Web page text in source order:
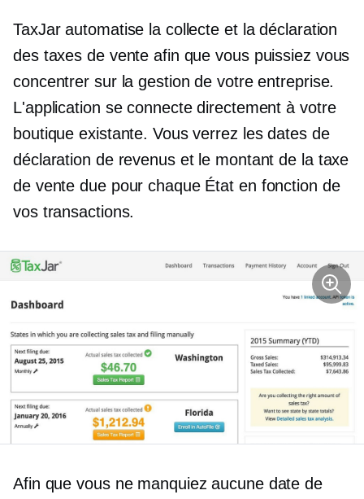
TaxJar automatise la collecte et la déclaration
des taxes de vente afin que vous puissiez vous
concentrer sur la gestion de votre entreprise.
L'application se connecte directement à votre
boutique existante. Vous verrez les dates de
déclaration de revenus et le montant de la taxe
de vente due pour chaque État en fonction de
vos transactions.
Afin que vous ne manquiez aucune date de